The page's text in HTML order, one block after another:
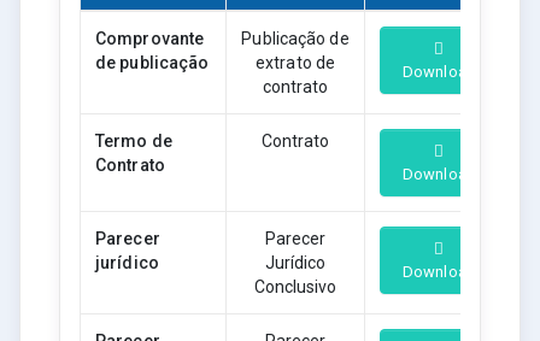
Comprovante
de publicação
Publicação de
extrato de
contrato
Download
Termo de
Contrato
Contrato
Download
Parecer
jurídico
Parecer
Jurídico
Conclusivo
Download